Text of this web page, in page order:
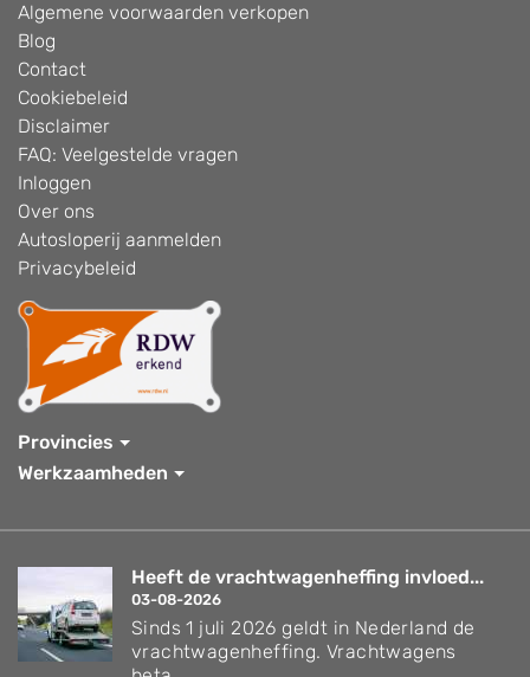
Algemene voorwaarden verkopen
Blog
Contact
Cookiebeleid
Disclaimer
FAQ: Veelgestelde vragen
Inloggen
Over ons
Autosloperij aanmelden
Privacybeleid
Provincies
Werkzaamheden
Heeft de vrachtwagenheffing invloed...
03-08-2026
Sinds 1 juli 2026 geldt in Nederland de
vrachtwagenheffing. Vrachtwagens